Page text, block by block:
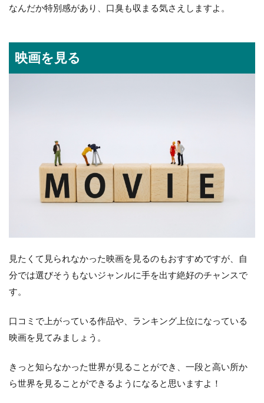
なんだか特別感があり、口臭も収まる気さえしますよ。
映画を見る
見たくて見られなかった映画を見るのもおすすめですが、自
分では選びそうもないジャンルに手を出す絶好のチャンスで
す。
口コミで上がっている作品や、ランキング上位になっている
映画を見てみましょう。
きっと知らなかった世界が見ることができ、一段と高い所か
ら世界を見ることができるようになると思いますよ！